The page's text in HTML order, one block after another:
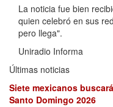
La noticia fue bien
quien celebró en sus
pero llega".
Uniradio Informa
Últimas noticias
Siete mexicanos
Santo Domingo 2026